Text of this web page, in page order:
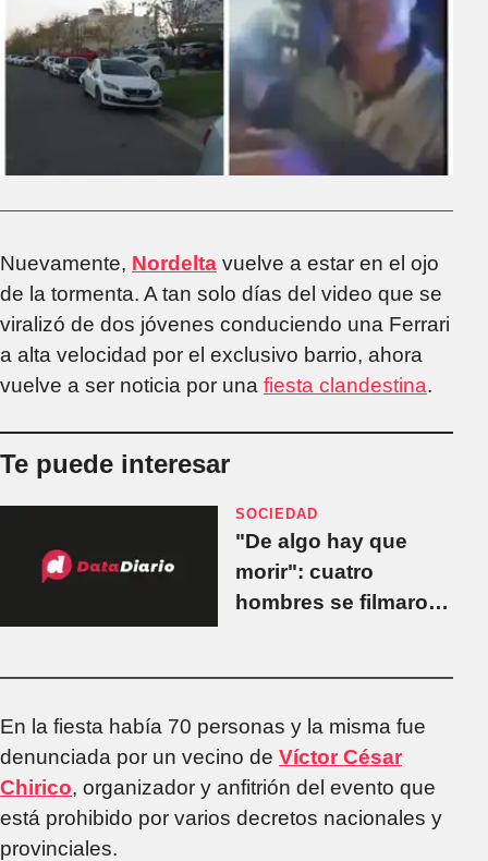
Nuevamente, Nordelta vuelve a estar en el ojo
de la tormenta. A tan solo días del video que se
viralizó de dos jóvenes conduciendo una Ferrari
a alta velocidad por el exclusivo barrio, ahora
vuelve a ser noticia por una fiesta clandestina.
Te puede interesar
SOCIEDAD
"De algo hay que
morir": cuatro
hombres se filmaron
En la fiesta había 70 personas y la misma fue
denunciada por un vecino de Víctor César
Chirico, organizador y anfitrión del evento que
está prohibido por varios decretos nacionales y
provinciales.